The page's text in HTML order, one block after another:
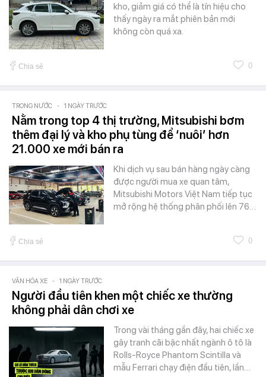
kho, giảm giá có thể là tín hiệu cho
thấy ngày ra mắt phiên bản mới
không còn quá xa.
Chia sẻ 0
TRONG NƯỚC - 1 NGÀY TRƯỚC
Nằm trong top 4 thị trường, Mitsubishi bơm
thêm đại lý và kho phụ tùng để ‘nuôi’ hơn
21.000 xe mới bán ra
Khi dịch vụ sau bán hàng ngày càng
được người mua xe quan tâm,
Mitsubishi Motors Việt Nam tiếp tục
mở rộng hệ thống phân phối lên 76…
Chia sẻ 0
VĂN HÓA XE - 1 NGÀY TRƯỚC
Người đầu tiên khen một chiếc xe thường
không phải dân chơi xe
Trong vài tháng gần đây, hai chiếc xe
gây tranh cãi bậc nhất ngành ô tô là
Rolls-Royce Phantom Scintilla và
mẫu Ferrari chạy điện đầu tiên, lần…